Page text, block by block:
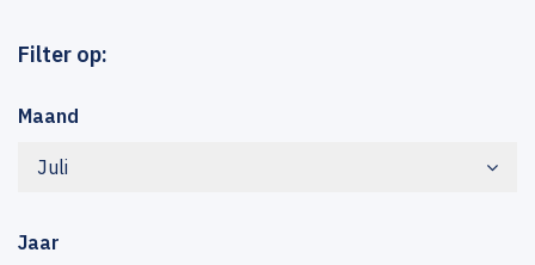
Filter op:
Maand
Juli
Jaar